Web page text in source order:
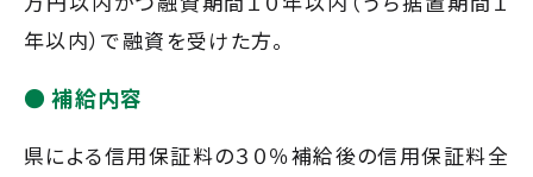
年以内）で融資を受けた方。
補給内容
県による信用保証料の３０％補給後の信用保証料全